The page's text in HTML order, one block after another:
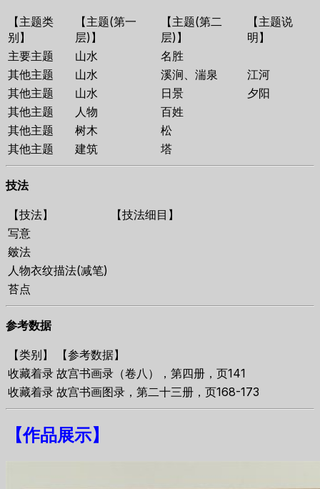
【主题类
别】
【主题(第一
层)】
【主题(第二
层)】
【主题说
明】
主要主题
山水
名胜
其他主题
山水 溪涧、湍泉
江河
其他主题
山水 日景
夕阳
其他主题
人物
百姓
其他主题
树木
松
其他主题
建筑 塔
技法
【技法】
【技法细目】
写意
皴法
人物衣纹描法(减笔)
苔点
参考数据
【类别】
【参考数据】
收藏着录 故宫书画录（卷八），第四册，页141
收藏着录 故宫书画图录，第二十三册，页168-173
【作品展示】